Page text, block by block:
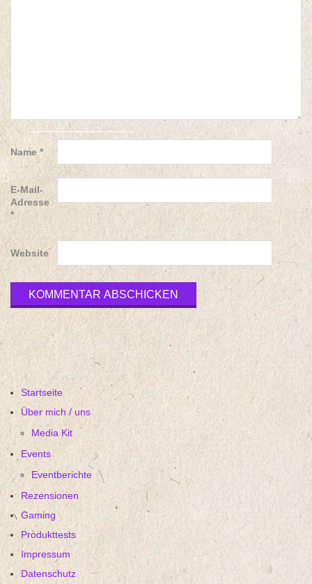
Name *
E-Mail-
Adresse
*
Website
Startseite
Über mich / uns
Media Kit
Events
Eventberichte
Rezensionen
Gaming
Produkttests
Impressum
Datenschutz